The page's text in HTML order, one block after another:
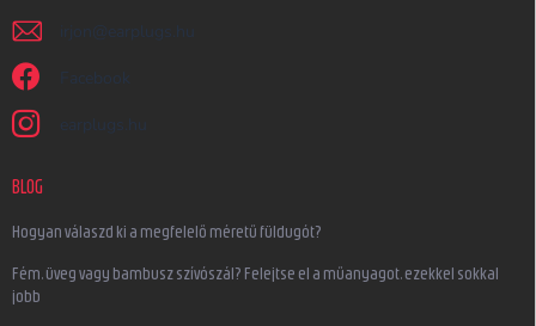
irjon @ earplugs.hu
Facebook
earplugs.hu
BLOG
Hogyan válaszd ki a megfelelő méretű füldugót?
Fém, üveg vagy bambusz szívószál? Felejtse el a műanyagot, ezekkel sokkal
jobb